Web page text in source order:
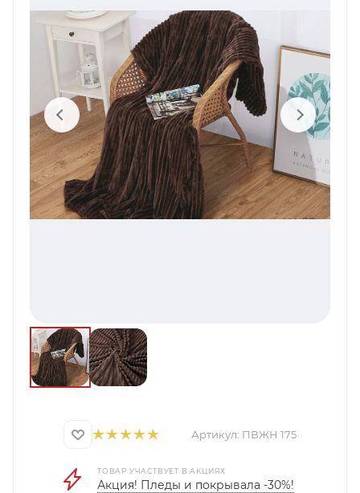
Артикул: ПВЖН 175
ТОВАР УЧАСТВУЕТ В АКЦИЯХ
Акция! Пледы и покрывала -30%!